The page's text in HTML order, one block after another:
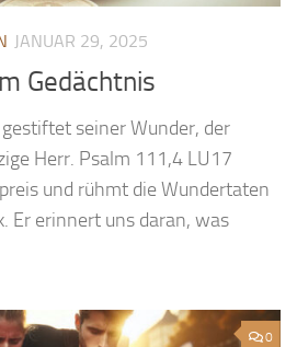
JANUAR 29, 2025
Gedächtnis
seiner Wunder, der
Herr. Psalm 111,4 LU17
und rühmt die Wundertaten
Er erinnert uns daran, was
0